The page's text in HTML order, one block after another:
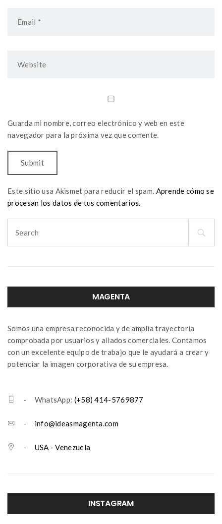
Guarda mi nombre, correo electrónico y web en este
navegador para la próxima vez que comente.
Este sitio usa Akismet para reducir el spam. Aprende cómo se
procesan los datos de tus comentarios.
for:
MAGENTA
Somos una empresa reconocida y de amplia trayectoria
comprobada por usuarios y aliados comerciales. Contamos
con un excelente equipo de trabajo que le ayudará a crear y
potenciar la imagen corporativa de su empresa.
- WhatsApp: (+58) 414-5769877
- info@ideasmagenta.com
- USA -Venezuela
INSTAGRAM